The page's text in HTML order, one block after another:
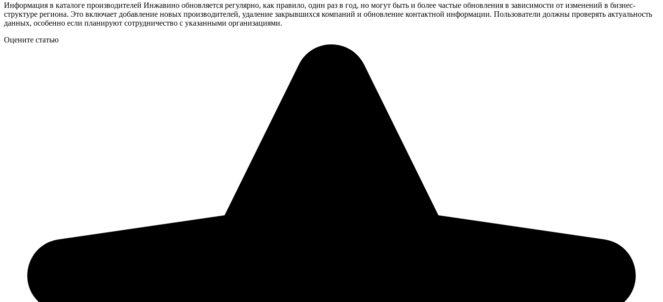
Информация в каталоге производителей Инжавино обновляется регулярно, как правило, один раз в год, но могут быть и более частые обновления в зависимости от изменений в бизнес-
структуре региона. Это включает добавление новых производителей, удаление закрывшихся компаний и обновление контактной информации. Пользователи должны проверять актуальность
данных, особенно если планируют сотрудничество с указанными организациями.
Оцените статью